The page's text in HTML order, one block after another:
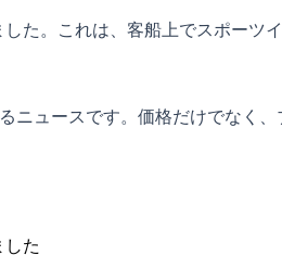
た。これは、客船上でスポーツ
ュースです。価格だけでなく
た